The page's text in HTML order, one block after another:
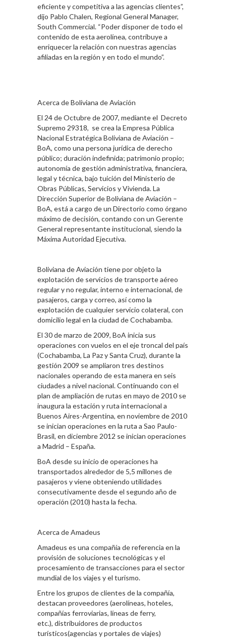
eficiente y competitiva a las agencias clientes”,
dijo Pablo Chalen, Regional General Manager,
South Commercial. “Poder disponer de todo el
contenido de esta aerolínea, contribuye a
enriquecer la relación con nuestras agencias
afiliadas en la región y en todo el mundo”.
Acerca de Boliviana de Aviación
El 24 de Octubre de 2007, mediante el Decreto
Supremo 29318, se crea la Empresa Pública
Nacional Estratégica Boliviana de Aviación –
BoA, como una persona jurídica de derecho
público; duración indefinida; patrimonio propio;
autonomía de gestión administrativa, financiera,
legal y técnica, bajo tuición del Ministerio de
Obras Públicas, Servicios y Vivienda. La
Dirección Superior de Boliviana de Aviación –
BoA, está a cargo de un Directorio como órgano
máximo de decisión, contando con un Gerente
General representante institucional, siendo la
Máxima Autoridad Ejecutiva.
Boliviana de Aviación tiene por objeto la
explotación de servicios de transporte aéreo
regular y no regular, interno e internacional, de
pasajeros, carga y correo, así como la
explotación de cualquier servicio colateral, con
domicilio legal en la ciudad de Cochabamba.
El 30 de marzo de 2009, BoA inicia sus
operaciones con vuelos en el eje troncal del país
(Cochabamba, La Paz y Santa Cruz), durante la
gestión 2009 se ampliaron tres destinos
nacionales operando de esta manera en seis
ciudades a nivel nacional. Continuando con el
plan de ampliación de rutas en mayo de 2010 se
inaugura la estación y ruta internacional a
Buenos Aires-Argentina, en noviembre de 2010
se inician operaciones en la ruta a Sao Paulo-
Brasil, en diciembre 2012 se inician operaciones
a Madrid – España.
BoA desde su inicio de operaciones ha
transportados alrededor de 5,5 millones de
pasajeros y viene obteniendo utilidades
consecutivamente desde el segundo año de
operación (2010) hasta la fecha.
Acerca de Amadeus
Amadeus es una compañía de referencia en la
provisión de soluciones tecnológicas y el
procesamiento de transacciones para el sector
mundial de los viajes y el turismo.
Entre los grupos de clientes de la compañía,
destacan proveedores (aerolíneas, hoteles,
compañías ferroviarias, líneas de ferry,
etc.), distribuidores de productos
turísticos(agencias y portales de viajes)